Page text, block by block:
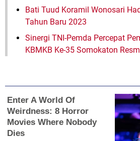
Bati Tuud Koramil Wonosari
Tahun Baru 2023
Sinergi TNI-Pemda Percepat
KBMKB Ke-35 Somokaton